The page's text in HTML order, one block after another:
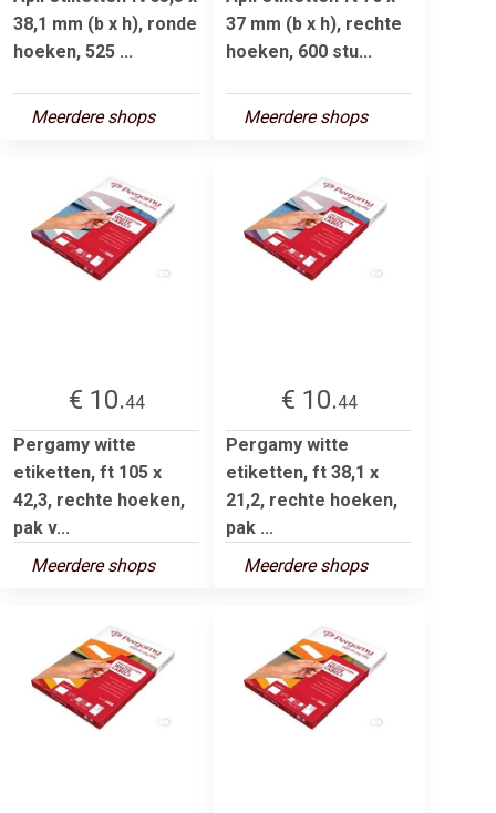
38,1 mm (b x h), ronde
hoeken, 525 ...
Meerdere shops
37 mm (b x h), rechte
hoeken, 600 stu...
Meerdere shops
€ 10.44
Pergamy witte
etiketten, ft 105 x
42,3, rechte hoeken,
pak v...
Meerdere shops
€ 10.44
Pergamy witte
etiketten, ft 38,1 x
21,2, rechte hoeken,
pak ...
Meerdere shops